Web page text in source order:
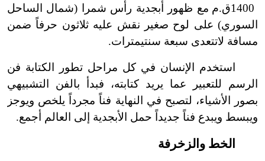
1400ق.م مع ظهور أبجدية رأس شمرا (شمال الساحل
السوري) على لوح صغير نقش عليه ثلاثون حرفاً ضمن
مسافة لاتتعدى سبعة سنتيمترات.
استخدم الإنسان في كل مراحل تطور الكتابة فن
الرسم للتعبير عما يريد كتابته، فبدأ بالفن التشبيهي
بصور الأشياء، لتصبح في النهاية فناً مجرداً يلخص ويوجز
ويبسط ويبدع فناً جديداً حمل الأبجدية إلى العالم أجمع.
الخط والزخرفة